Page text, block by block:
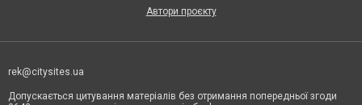
Автори проєкту
rek@citysites.ua
Допускається цитування матеріалів без отримання попередньої згоди